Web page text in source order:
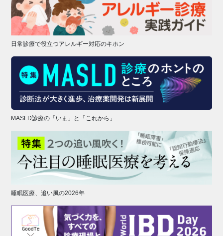
日常診療で役立つアレルギー対応のキホン
MASLD診療の「いま」と「これから」
睡眠医療、追い風の2026年